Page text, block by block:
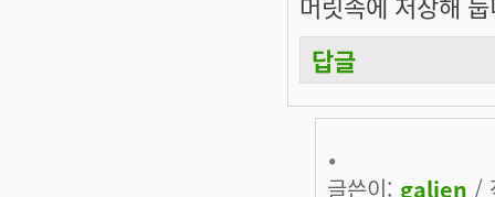
답글
.
글쓴이: galien /